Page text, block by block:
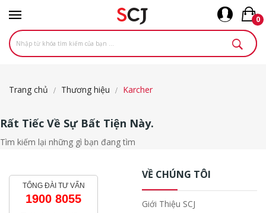
0
Trang chủ Thương hiệu Karcher
Rất Tiếc Về Sự Bất Tiện Này.
Tìm kiếm lại những gì bạn đang tìm
TỔNG ĐÀI TƯ VẤN
1900 8055
VỀ CHÚNG TÔI
Giới Thiệu SCJ